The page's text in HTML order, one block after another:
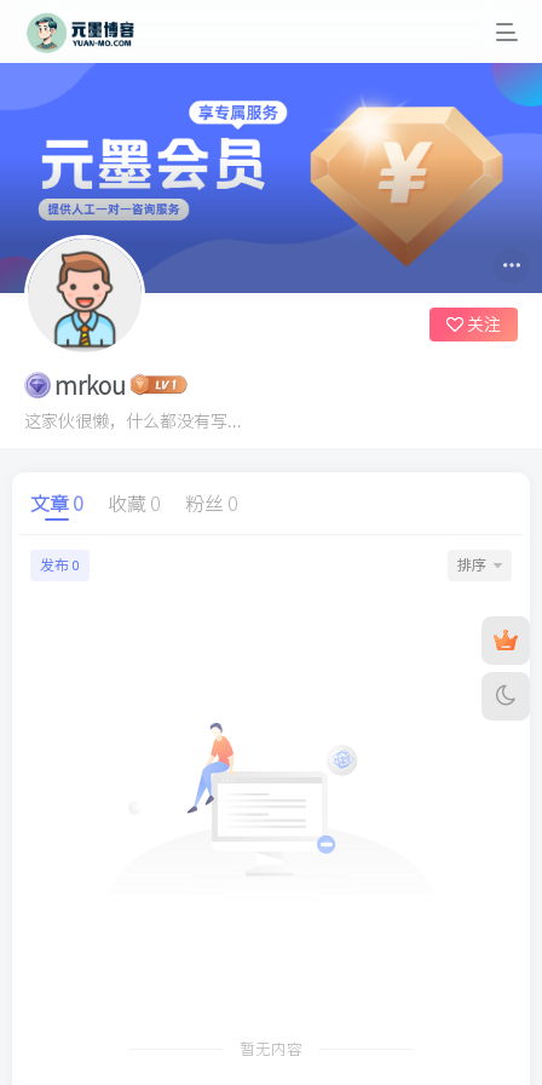
mrkou
这家伙很懒，什么都没有写...
关注
文章 0 收藏 0 粉丝 0
发布 0 排序
暂无内容